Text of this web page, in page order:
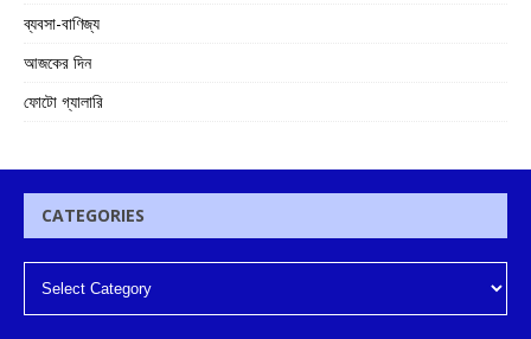
ব্যবসা-বাণিজ্য
আজকের দিন
ফোটো গ্যালারি
CATEGORIES